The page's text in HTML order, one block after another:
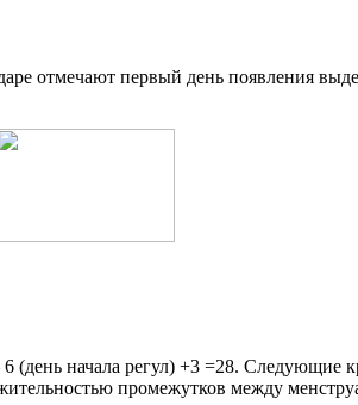
отмечают первый день появления
(день начала регул) +3 =28. Следующие
промежутков между